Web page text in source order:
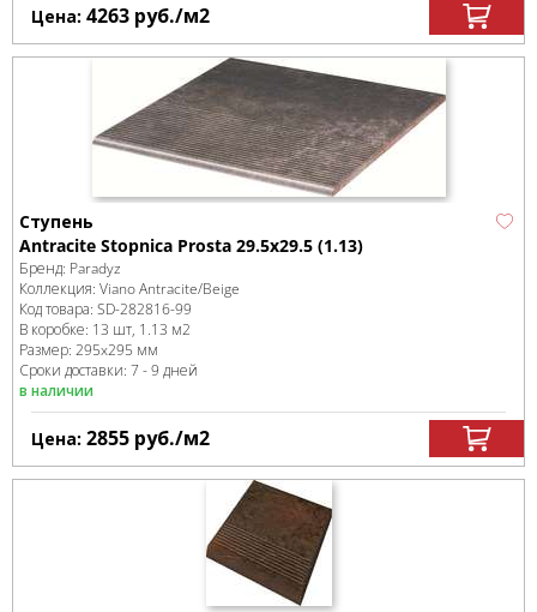
Цена: 4263 руб./м2
Ступень
Antracite Stopnica Prosta 29.5х29.5 (1.13)
Бренд: Paradyz
Коллекция: Viano Antracite/Beige
Код товара: SD-282816-99
В коробке: 13 шт, 1.13 м2
Размер: 295x295 мм
Сроки доставки: 7 - 9 дней
в наличии
Цена: 2855 руб./м2